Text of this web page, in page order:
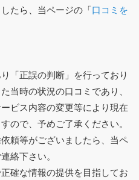
たら、当ページの「口コミを
「正誤の判断」を行っており
当時の状況の口コミであり、
ビス内容の変更等により現在
ので、予めご了承ください。
頼等がございましたら、当ペ
絡下さい。
確な情報の提供を目指してお